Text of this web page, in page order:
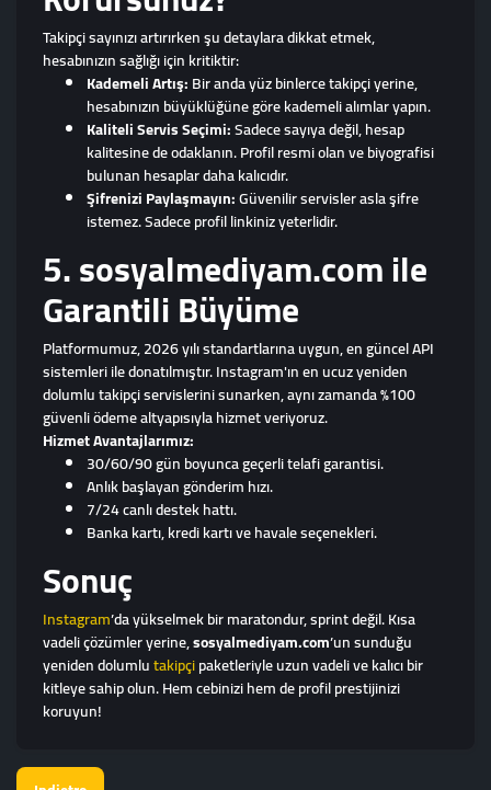
Takipçi sayınızı artırırken şu detaylara dikkat etmek,
hesabınızın sağlığı için kritiktir:
Kademeli Artış:Bir anda yüz binlerce takipçi yerine,
hesabınızın büyüklüğüne göre kademeli alımlar yapın.
Kaliteli Servis Seçimi:Sadece sayıya değil, hesap
kalitesine de odaklanın. Profil resmi olan ve biyografisi
bulunan hesaplar daha kalıcıdır.
Şifrenizi Paylaşmayın:Güvenilir servisler asla şifre
istemez. Sadece profil linkiniz yeterlidir.
5. sosyalmediyam.com ile
Garantili Büyüme
Platformumuz, 2026 yılı standartlarına uygun, en güncel API
sistemleri ile donatılmıştır. Instagram'ın en ucuz yeniden
dolumlu takipçi servislerini sunarken, aynı zamanda %100
güvenli ödeme altyapısıyla hizmet veriyoruz.
Hizmet Avantajlarımız:
30/60/90 gün boyunca geçerli telafi garantisi.
Anlık başlayan gönderim hızı.
7/24 canlı destek hattı.
Banka kartı, kredi kartı ve havale seçenekleri.
Sonuç
Instagram’da yükselmek bir maratondur, sprint değil. Kısa
vadeli çözümler yerine,sosyalmediyam.com’un sunduğu
yeniden dolumlutakipçipaketleriyle uzun vadeli ve kalıcı bir
kitleye sahip olun. Hem cebinizi hem de profil prestijinizi
koruyun!